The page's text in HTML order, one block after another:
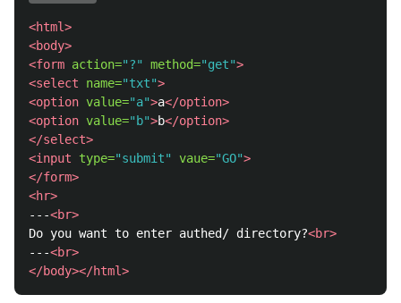
<html>
<body>
<form action="?" method="get">
<select
name="txt">
<option value="a">a</option>
<option value="b">b</option>
</select>
<input
type="submit" vaue="GO">
</form>
<hr>
---<br>
Do you want to enter authed/ directory?<br>
---<br>
</body></html>